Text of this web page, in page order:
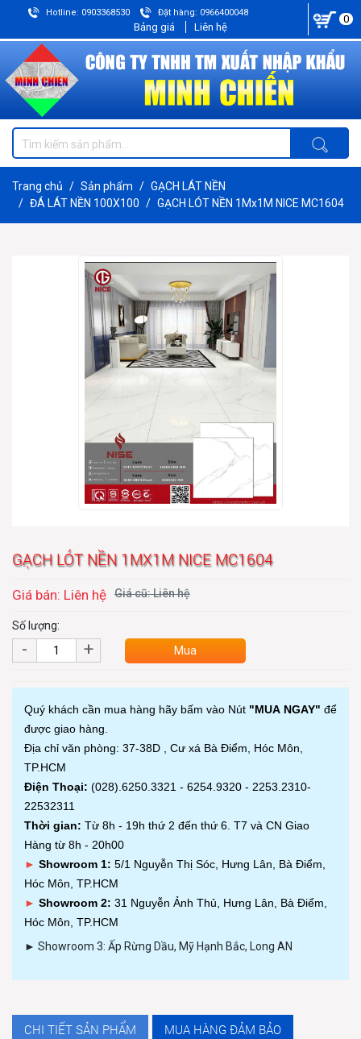
Hotline: 0903368530 Đặt hàng: 0966400048
0
Bảng giá Liên hệ
Trang chủ Sản phẩm
GẠCH LÁT NỀN
ĐÁ LÁT NỀN 100X100
GẠCH LÓT NỀN 1Mx1M NICE MC1604
GẠCH LÓT NỀN 1MX1M NICE MC1604
Giá bán: Liên hệ Giá cũ: Liên hệ
Số lượng:
- + Mua
Quý khách cần mua hàng hãy bấm vào Nút "MUA NGAY" để
được giao hàng.
Địa chỉ văn phòng: 37-38D , Cư xá Bà Điểm, Hóc Môn,
TP.HCM
Điện Thoại: (028).6250.3321 - 6254.9320 - 2253.2310-
22532311
Thời gian: Từ 8h - 19h thứ 2 đến thứ 6. T7 và CN Giao
Hàng từ 8h - 20h00
► Showroom 1: 5/1 Nguyễn Thị Sóc, Hưng Lân, Bà Điểm,
Hóc Môn, TP.HCM
► Showroom 2: 31 Nguyễn Ảnh Thủ, Hưng Lân, Bà Điểm,
Hóc Môn, TP.HCM
► Showroom 3: Ấp Rừng Dầu, Mỹ Hạnh Bắc, Long AN
CHI TIẾT SẢN PHẨM MUA HÀNG ĐẢM BẢO